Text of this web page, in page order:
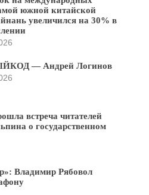
южной китайской
увеличился на 30% в
— Андрей Логинов
встреча читателей
о государственном
Владимир Рябовол